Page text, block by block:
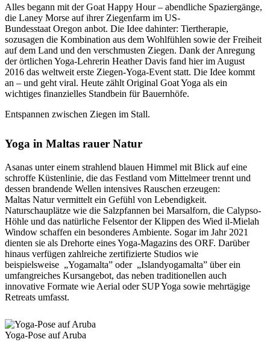
Alles begann mit der Goat Happy Hour – abendliche Spaziergänge,
die Laney Morse auf ihrer Ziegenfarm im US-
Bundesstaat Oregon anbot. Die Idee dahinter: Tiertherapie,
sozusagen die Kombination aus dem Wohlfühlen sowie der Freiheit
auf dem Land und den verschmusten Ziegen. Dank der Anregung
der örtlichen Yoga-Lehrerin Heather Davis fand hier im August
2016 das weltweit erste Ziegen-Yoga-Event statt. Die Idee kommt
an – und geht viral. Heute zählt Original Goat Yoga als ein
wichtiges finanzielles Standbein für Bauernhöfe.
Entspannen zwischen Ziegen im Stall.
Yoga in Maltas rauer Natur
Asanas unter einem strahlend blauen Himmel mit Blick auf eine
schroffe Küstenlinie, die das Festland vom Mittelmeer trennt und
dessen brandende Wellen intensives Rauschen erzeugen:
Maltas Natur vermittelt ein Gefühl von Lebendigkeit.
Naturschauplätze wie die Salzpfannen bei Marsalforn, die Calypso-
Höhle und das natürliche Felsentor der Klippen des Wied il-Mielah
Window schaffen ein besonderes Ambiente. Sogar im Jahr 2021
dienten sie als Drehorte eines Yoga-Magazins des ORF. Darüber
hinaus verfügen zahlreiche zertifizierte Studios wie
beispielsweise „Yogamalta” oder „Islandyogamalta” über ein
umfangreiches Kursangebot, das neben traditionellen auch
innovative Formate wie Aerial oder SUP Yoga sowie mehrtägige
Retreats umfasst.
Yoga-Pose auf Aruba